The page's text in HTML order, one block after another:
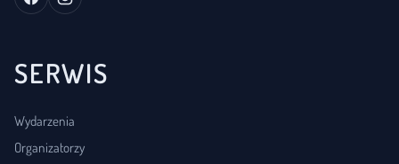
SERWIS
Wydarzenia
Organizatorzy